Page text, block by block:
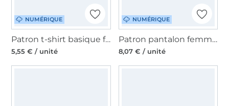
NUMÉRIQUE
Patron t-shirt basique femme pdf Resa CreaResa, en allemand
5,55 € / unité
NUMÉRIQUE
Patron pantalon femme pdf Charlotte DoitMyWear, en allemand
8,07 € / unité